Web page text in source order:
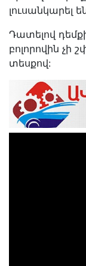
լուսանկարել
Դատելով
բոլորովին չի
տեսքով: